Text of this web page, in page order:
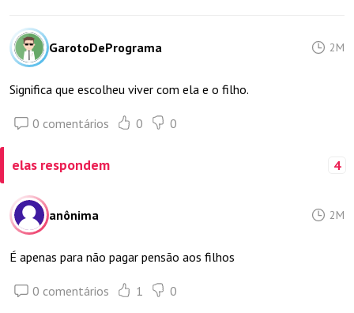
GarotoDePrograma 2M
Significa que escolheu viver com ela e o filho.
0 comentários 0 0
elas respondem 4
anônima 2M
É apenas para não pagar pensão aos filhos
0 comentários 1 0